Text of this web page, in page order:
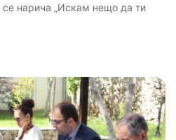
се нарича „Искам нещо да ти